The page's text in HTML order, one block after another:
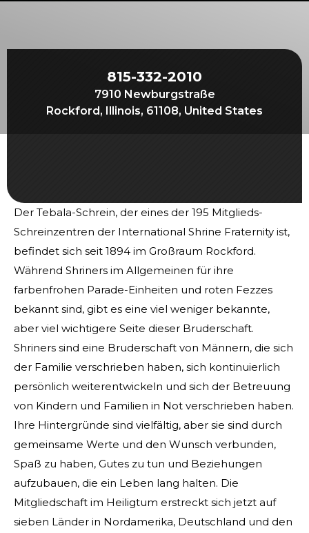
Erlebe die Bruderschaft
Ihre Wirkung
Ausbildung
Kontaktieren Sie uns
815-332-2010
7910 Newburgstraße
Rockford, Illinois, 61108, United States
Der Tebala-Schrein, der eines der 195 Mitglieds-
Schreinzentren der International Shrine Fraternity ist,
befindet sich seit 1894 im Großraum Rockford.
Während Shriners im Allgemeinen für ihre
farbenfrohen Parade-Einheiten und roten Fezzes
bekannt sind, gibt es eine viel weniger bekannte,
aber viel wichtigere Seite dieser Bruderschaft.
Shriners sind eine Bruderschaft von Männern, die sich
der Familie verschrieben haben, sich kontinuierlich
persönlich weiterentwickeln und sich der Betreuung
von Kindern und Familien in Not verschrieben haben.
Ihre Hintergründe sind vielfältig, aber sie sind durch
gemeinsame Werte und den Wunsch verbunden,
Spaß zu haben, Gutes zu tun und Beziehungen
aufzubauen, die ein Leben lang halten. Die
Mitgliedschaft im Heiligtum erstreckt sich jetzt auf
sieben Länder in Nordamerika, Deutschland und den